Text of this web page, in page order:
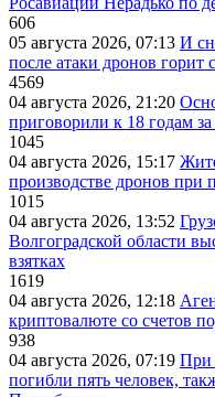
606
05 августа 2026, 07:13 И
после атаки дронов горит
4569
04 августа 2026, 21:20
приговорили к 18 годам
1045
04 августа 2026, 15:17
производстве дронов при
1015
04 августа 2026, 13:52
Волгоградской области
взятках
1619
04 августа 2026, 12:18
криптовалюте со счетов
938
04 августа 2026, 07:19 При
погибли пять человек,